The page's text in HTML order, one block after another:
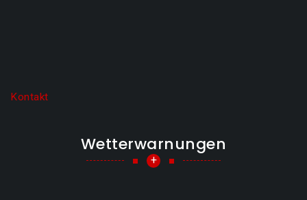
Kontakt
Wetterwarnungen
+